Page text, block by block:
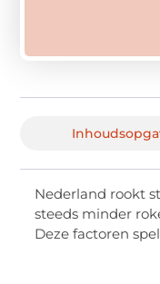
Nederland rookt
steeds minder
Deze factoren